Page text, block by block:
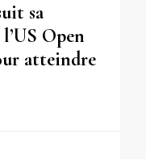
sa
Open
atteindre